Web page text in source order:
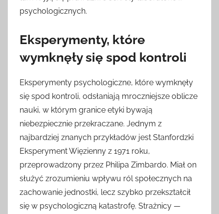
psychologicznych.
Eksperymenty, które
wymknęły się spod kontroli
Eksperymenty psychologiczne, które wymknęły
się spod kontroli, odsłaniają mroczniejsze oblicze
nauki, w którym granice etyki bywają
niebezpiecznie przekraczane. Jednym z
najbardziej znanych przykładów jest Stanfordzki
Eksperyment Więzienny z 1971 roku,
przeprowadzony przez Philipa Zimbardo. Miał on
służyć zrozumieniu wpływu ról społecznych na
zachowanie jednostki, lecz szybko przekształcił
się w psychologiczną katastrofę. Strażnicy —